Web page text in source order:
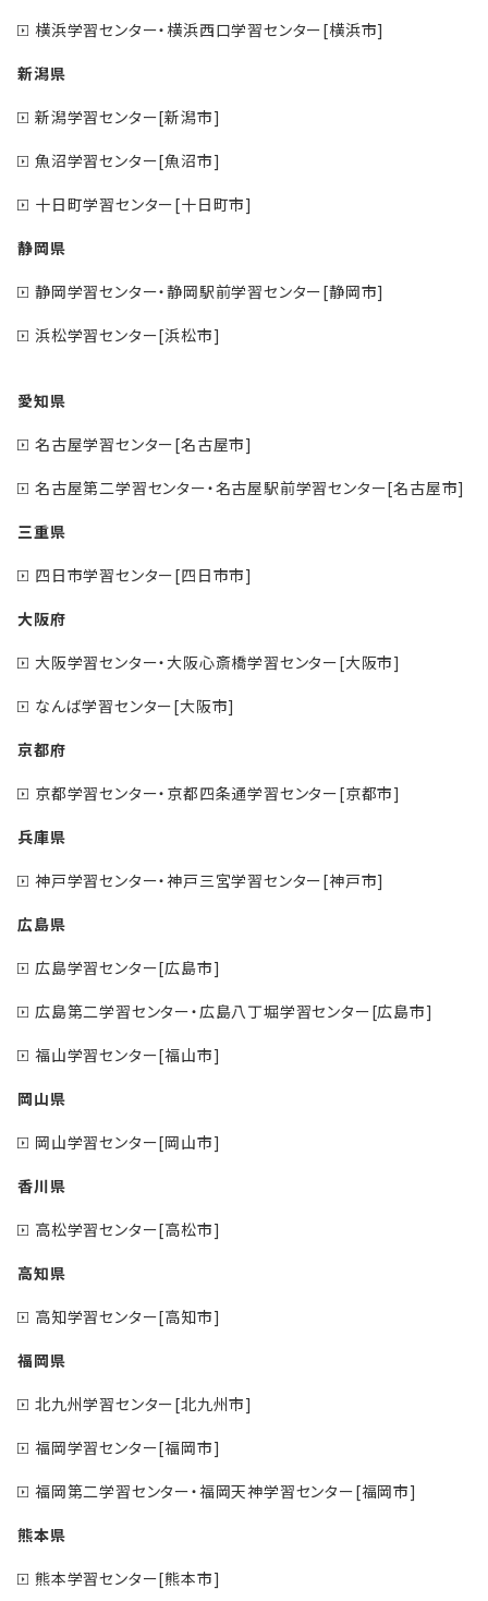
横浜学習センター・横浜西口学習センター[横浜市]
新潟県
新潟学習センター[新潟市]
魚沼学習センター[魚沼市]
十日町学習センター[十日町市]
静岡県
静岡学習センター・静岡駅前学習センター[静岡市]
浜松学習センター[浜松市]
愛知県
名古屋学習センター[名古屋市]
名古屋第二学習センター・名古屋駅前学習センター[名古屋市]
三重県
四日市学習センター[四日市市]
大阪府
大阪学習センター・大阪心斎橋学習センター[大阪市]
なんば学習センター[大阪市]
京都府
京都学習センター・京都四条通学習センター[京都市]
兵庫県
神戸学習センター・神戸三宮学習センター[神戸市]
広島県
広島学習センター[広島市]
広島第二学習センター・広島八丁堀学習センター[広島市]
福山学習センター[福山市]
岡山県
岡山学習センター[岡山市]
香川県
高松学習センター[高松市]
高知県
高知学習センター[高知市]
福岡県
北九州学習センター[北九州市]
福岡学習センター[福岡市]
福岡第二学習センター・福岡天神学習センター[福岡市]
熊本県
熊本学習センター[熊本市]